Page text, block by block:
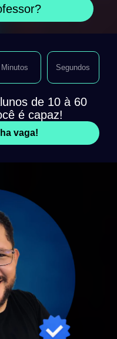
de 10 à 60
é capaz!
vaga!
Minutos Segundos